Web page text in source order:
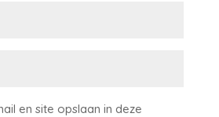
en site opslaan in deze